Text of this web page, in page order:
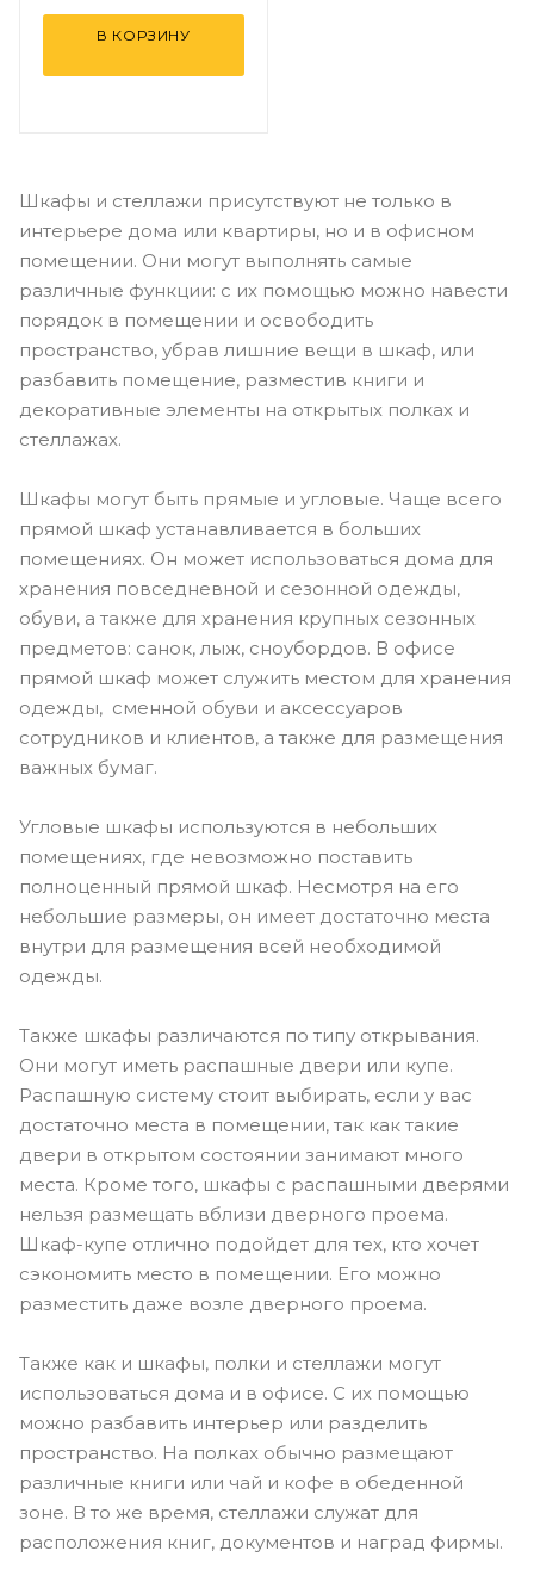
В КОРЗИНУ
Шкафы и стеллажи присутствуют не только в
интерьере дома или квартиры, но и в офисном
помещении. Они могут выполнять самые
различные функции: с их помощью можно навести
порядок в помещении и освободить
пространство, убрав лишние вещи в шкаф, или
разбавить помещение, разместив книги и
декоративные элементы на открытых полках и
стеллажах.
Шкафы могут быть прямые и угловые. Чаще всего
прямой шкаф устанавливается в больших
помещениях. Он может использоваться дома для
хранения повседневной и сезонной одежды,
обуви, а также для хранения крупных сезонных
предметов: санок, лыж, сноубордов. В офисе
прямой шкаф может служить местом для хранения
одежды, сменной обуви и аксессуаров
сотрудников и клиентов, а также для размещения
важных бумаг.
Угловые шкафы используются в небольших
помещениях, где невозможно поставить
полноценный прямой шкаф. Несмотря на его
небольшие размеры, он имеет достаточно места
внутри для размещения всей необходимой
одежды.
Также шкафы различаются по типу открывания.
Они могут иметь распашные двери или купе.
Распашную систему стоит выбирать, если у вас
достаточно места в помещении, так как такие
двери в открытом состоянии занимают много
места. Кроме того, шкафы с распашными дверями
нельзя размещать вблизи дверного проема.
Шкаф-купе отлично подойдет для тех, кто хочет
сэкономить место в помещении. Его можно
разместить даже возле дверного проема.
Также как и шкафы, полки и стеллажи могут
использоваться дома и в офисе. С их помощью
можно разбавить интерьер или разделить
пространство. На полках обычно размещают
различные книги или чай и кофе в обеденной
зоне. В то же время, стеллажи служат для
расположения книг, документов и наград фирмы.